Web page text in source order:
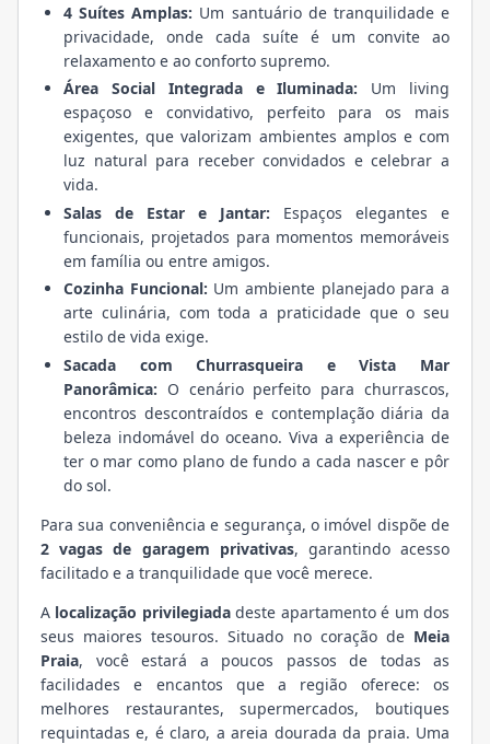
4 Suítes Amplas: Um santuário de tranquilidade e
privacidade, onde cada suíte é um convite ao
relaxamento e ao conforto supremo.
Área Social Integrada e Iluminada: Um living
espaçoso e convidativo, perfeito para os mais
exigentes, que valorizam ambientes amplos e com
luz natural para receber convidados e celebrar a
vida.
Salas de Estar e Jantar: Espaços elegantes e
funcionais, projetados para momentos memoráveis
em família ou entre amigos.
Cozinha Funcional: Um ambiente planejado para a
arte culinária, com toda a praticidade que o seu
estilo de vida exige.
Sacada com Churrasqueira e Vista Mar
Panorâmica: O cenário perfeito para churrascos,
encontros descontraídos e contemplação diária da
beleza indomável do oceano. Viva a experiência de
ter o mar como plano de fundo a cada nascer e pôr
do sol.
Para sua conveniência e segurança, o imóvel dispõe de
2 vagas de garagem privativas, garantindo acesso
facilitado e a tranquilidade que você merece.
A localização privilegiadadeste apartamento é um dos
seus maiores tesouros. Situado no coração de Meia
Praia, você estará a poucos passos de todas as
facilidades e encantos que a região oferece: os
melhores restaurantes, supermercados, boutiques
requintadas e, é claro, a areia dourada da praia. Uma